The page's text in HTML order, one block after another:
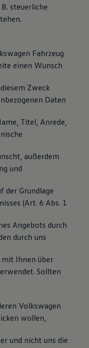
steuerliche
Fahrzeug
einen Wunsch
Zweck
Daten
Titel, Anrede,
außerdem
und
der Grundlage
(Art. 6 Abs. 1
Angebots durch
durch uns
mit Ihnen über
Sollten
Volkswagen
wollen,
und nicht uns die